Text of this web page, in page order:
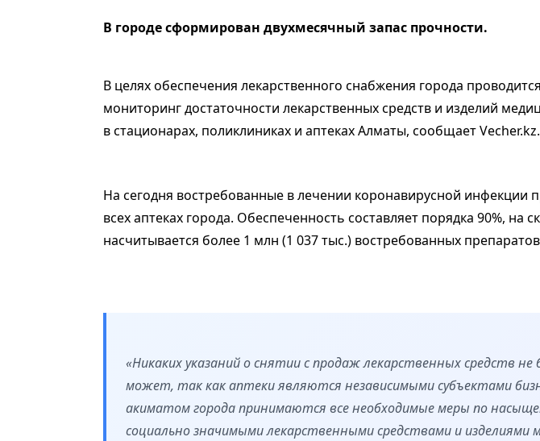
В городе сформирован двухмесячный запас прочности.
В целях обеспечения лекарственного снабжения города
мониторинг достаточности лекарственных средств и изделий
в стационарах, поликлиниках и аптеках Алматы, сообщает Vecher.kz.
На сегодня востребованные в лечении коронавирусной инфекции
всех аптеках города. Обеспеченность составляет порядка 90%, на
насчитывается более 1 млн (1 037 тыс.) востребованных
«Никаких указаний о снятии с продаж лекарственных средств
может, так как аптеки являются независимыми субъектами
акиматом города принимаются все необходимые меры по
социально значимыми лекарственными средствами и изделиями